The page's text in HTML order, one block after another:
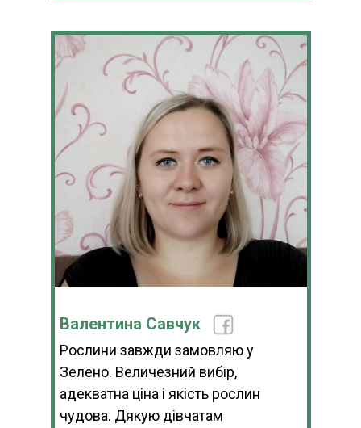
Валентина Савчук
Рослини завжди замовляю у
Зелено. Величезний вибір,
адекватна ціна і якість рослин
чудова. Дякую дівчатам